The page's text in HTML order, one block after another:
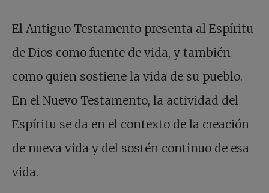
El Antiguo Testamento presenta al Espíritu
de Dios como fuente de vida, y también
como quien sostiene la vida de su pueblo.
En el Nuevo Testamento, la actividad del
Espíritu se da en el contexto de la creación
de nueva vida y del sostén continuo de esa
vida.